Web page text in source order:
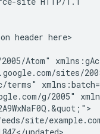
header here>
Atom"
sites/
terms"
g/2005"
site/